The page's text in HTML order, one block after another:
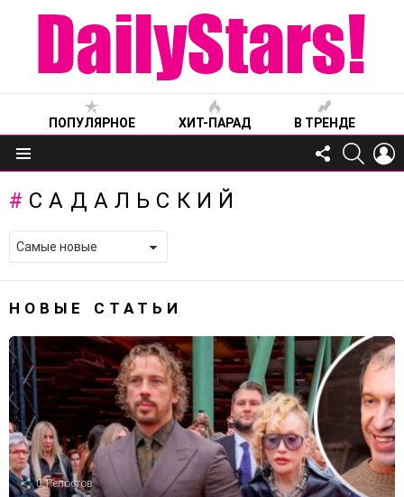
ПОПУЛЯРНОЕ ХИТ-ПАРАД В ТРЕНДЕ
Меню
FOLLOW
US
САДАЛЬСКИЙ
НОВЫЕ СТАТЬИ
0 Репостов